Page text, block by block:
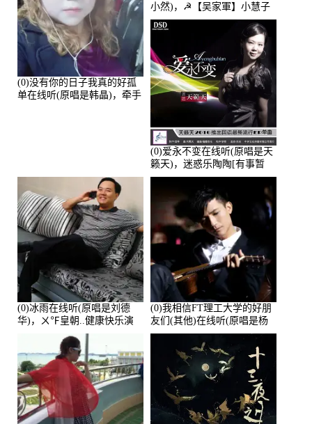
(0)没有你的日子我真的好孤
单在线听(原唱是韩晶)，牵手
小然)，☭【吴家軍】小慧子
的演唱点播:28043次
(0)爱永不变在线听(原唱是天
籁天)，迷惑乐陶陶[有事暂
离]演唱点播:27678次
(0)冰雨在线听(原唱是刘德
华)，ㄨ℉皇朝..健康快乐演
唱点播:26643次
(0)我相信FT理工大学的好朋
友们(其他)在线听(原唱是杨
培安)，老乔演唱点播:23714